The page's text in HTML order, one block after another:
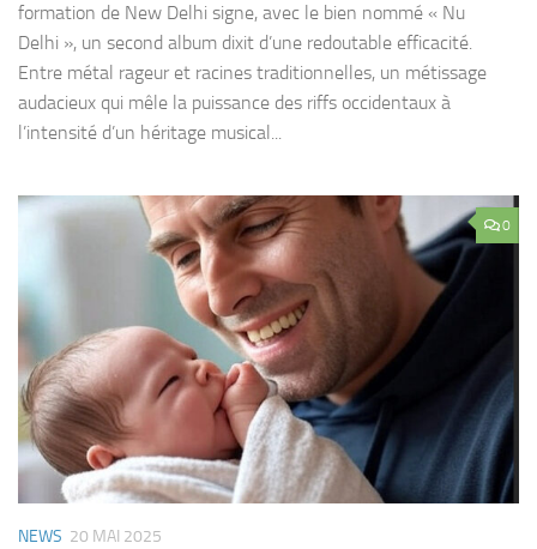
formation de New Delhi signe, avec le bien nommé « Nu
Delhi », un second album dixit d’une redoutable efficacité.
Entre métal rageur et racines traditionnelles, un métissage
audacieux qui mêle la puissance des riffs occidentaux à
l’intensité d’un héritage musical...
0
NEWS 20 MAI 2025